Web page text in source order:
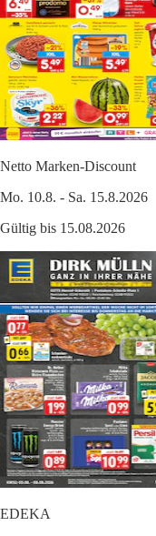
Netto Marken-Discount
Mo. 10.8. - Sa. 15.8.2026
Gültig bis 15.08.2026
EDEKA